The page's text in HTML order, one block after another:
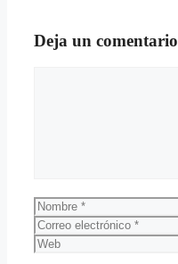
Deja un comentario
Nombre
Correo
electrónico
Web